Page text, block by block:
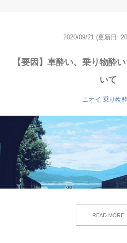
2020/09/21 (更新日:
【要因】車酔い、乗り物酔
いて
ニオイ 乗り物
READ MORE